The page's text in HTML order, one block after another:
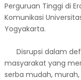
Perguruan Tinggi di
Komunikasi
Yogyakarta.
Disrupsi dalam
masyarakat yang
serba mudah,